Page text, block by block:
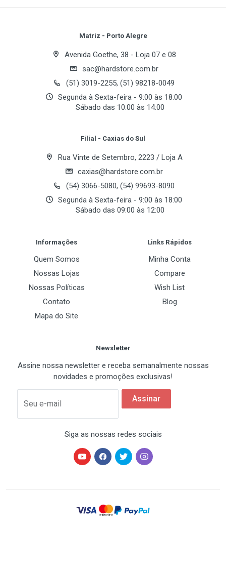
Matriz - Porto Alegre
Avenida Goethe, 38 - Loja 07 e 08
sac@hardstore.com.br
(51) 3019-2255, (51) 98218-0049
Segunda à Sexta-feira - 9:00 às 18:00
Sábado das 10:00 às 14:00
Filial - Caxias do Sul
Rua Vinte de Setembro, 2223 / Loja A
caxias@hardstore.com.br
(54) 3066-5080, (54) 99693-8090
Segunda à Sexta-feira - 9:00 às 18:00
Sábado das 09:00 às 12:00
Informações
Quem Somos
Nossas Lojas
Nossas Políticas
Contato
Mapa do Site
Links Rápidos
Minha Conta
Compare
Wish List
Blog
Newsletter
Assine nossa newsletter e receba semanalmente nossas
novidades e promoções exclusivas!
Seu e-mail
Assinar
Siga as nossas redes sociais